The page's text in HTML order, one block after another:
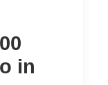
in